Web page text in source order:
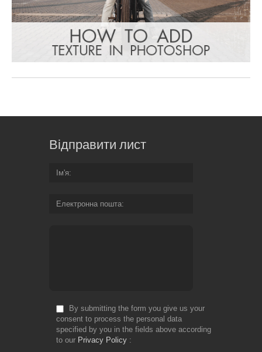
Відправити лист
Ім'я
Електронна пошта
By submitting the form you give us your
consent to process the personal data
specified by you in the fields above according
to our Privacy Policy